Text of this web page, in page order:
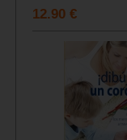
12.90 €